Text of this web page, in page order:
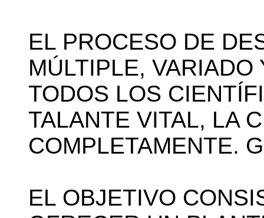
EL PROCESO DE
MÚLTIPLE,
TODOS LOS
TALANTE VITAL, LA
COMPLETAMENTE.
EL OBJETIVO